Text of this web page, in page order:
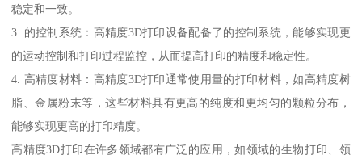
稳定和一致。
3. 的控制系统：高精度3D打印设备配备了的控制系统，能够实现更
的运动控制和打印过程监控，从而提高打印的精度和稳定性。
4. 高精度材料：高精度3D打印通常使用量的打印材料，如高精度树
脂、金属粉末等，这些材料具有更高的纯度和更均匀的颗粒分布，
能够实现更高的打印精度。
高精度3D打印在许多领域都有广泛的应用，如领域的生物打印、领